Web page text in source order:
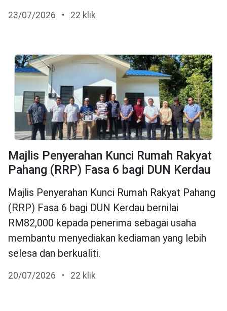
23/07/2026 • 22 klik
Majlis Penyerahan Kunci Rumah Rakyat
Pahang (RRP) Fasa 6 bagi DUN Kerdau
Majlis Penyerahan Kunci Rumah Rakyat Pahang
(RRP) Fasa 6 bagi DUN Kerdau bernilai
RM82,000 kepada penerima sebagai usaha
membantu menyediakan kediaman yang lebih
selesa dan berkualiti.
20/07/2026 • 22 klik